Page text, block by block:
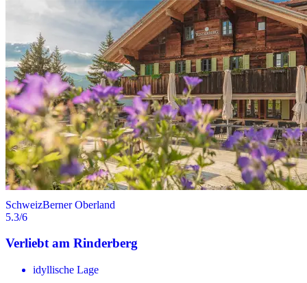
SchweizBerner Oberland
5.3/6
Verliebt am Rinderberg
idyllische Lage